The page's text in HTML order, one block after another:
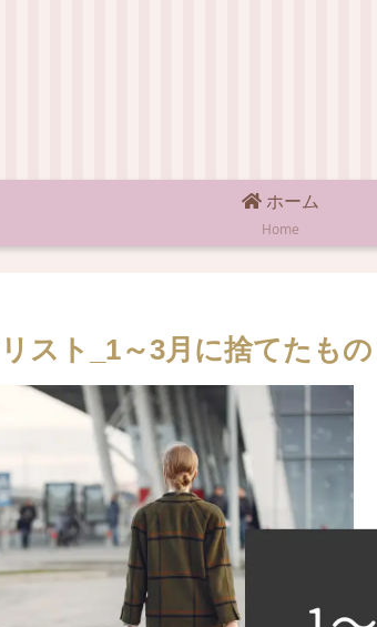
ホーム
Home
スト_1～3月に捨てたもの